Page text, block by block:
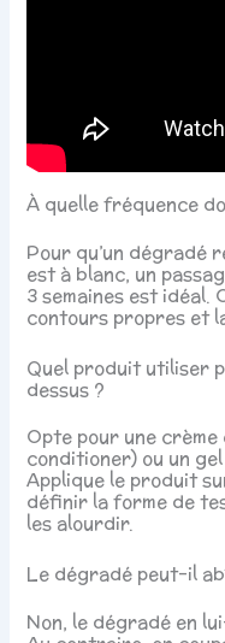
À quelle fréquence
Pour qu’un dégradé
est à blanc, un
3 semaines est idéal.
contours propres et
Quel produit utiliser
dessus ?
Opte pour une
conditioner) ou un
Applique le produit
définir la forme de
les alourdir.
Le dégradé peut-il
Non, le dégradé en